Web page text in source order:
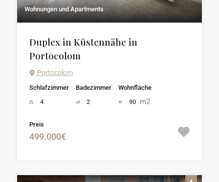
Wohnungen und Apartments
Duplex in Küstennähe in
Portocolom
Portocolom
Schlafzimmer
4
Badezimmer
2
Wohnfläche
90 m2
Preis
499.000€